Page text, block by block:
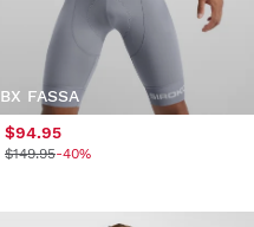
BX FASSA
$94.95
$149.95-40%